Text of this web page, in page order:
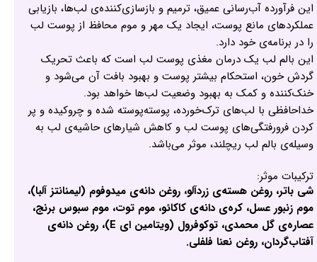
این فرآورده آب‌رسانی عمیق، ترمیم و بازسازی‌کننده‌ی لب‌ها، بازیابی
عملکردهای مانع پوست، ایجاد یک مهر و موم محافظ از پوست لب
را در برنامه‌ی خود دارد.
این بالم لب یک درمان مغذی پوست لب است که باعث‌ تحریک
گردش خون، استحکام بیشتر پوست و بهبود بافت آن می‌شود و
خنک‌کننده و کمک به بهبود وضعیت لب‌ها خواهد بود.
خداحافظی با لب‌های ترک‌خورده، پوسته‌پوسته شده و چروکیده و پر
کردن فرورفتگی‌های پوست لب و کاهش شیارهای حاشیه‌ی لب به
وسیله‌ی بالم لب ریچلند، موثر می‌باشد.
ترکیبات موثر:
شی باتر، روغن هسته‌ی زردآلو، روغن دانه‌ی میدوفوم (ليمنانتز آلبا)،
موم زنبور عسل، کره‌ی دانه‌ی کاکائو، موم توت، موم سبوس برنج،
عصاره‌ی گل محمدی، توکوفرول (ویتامین ای E)، روغن دانه‌ی
آفتاب‌گردان، روغن نعنا فلفلی.